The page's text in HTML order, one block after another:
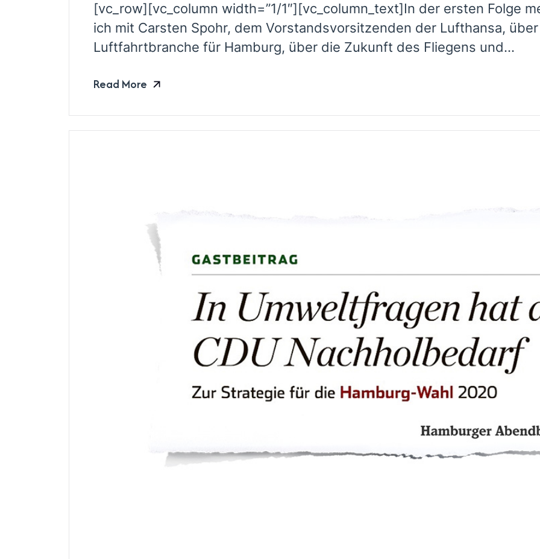
[vc_row][vc_column width=”1/1″][vc_column_text]In der ersten Folge
ich mit Carsten Spohr, dem Vorstandsvorsitzenden der Lufthansa,
Luftfahrtbranche für Hamburg, über die Zukunft des Fliegens und...
Read More